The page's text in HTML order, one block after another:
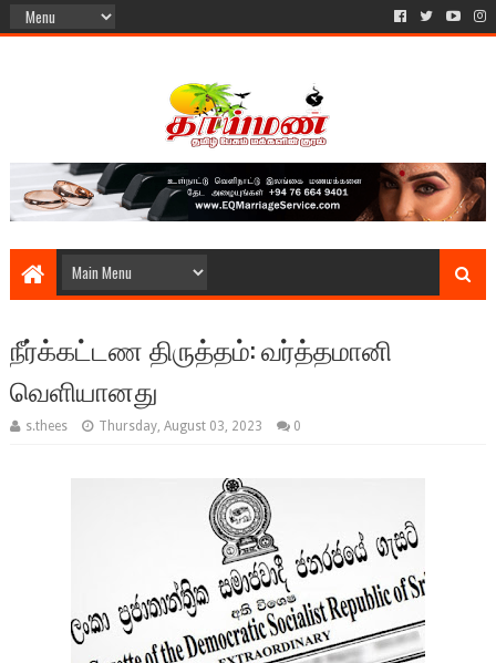
நீர்க்கட்டண திருத்தம்: வர்த்தமானி
வெளியானது
s.thees Thursday, August 03, 2023 0